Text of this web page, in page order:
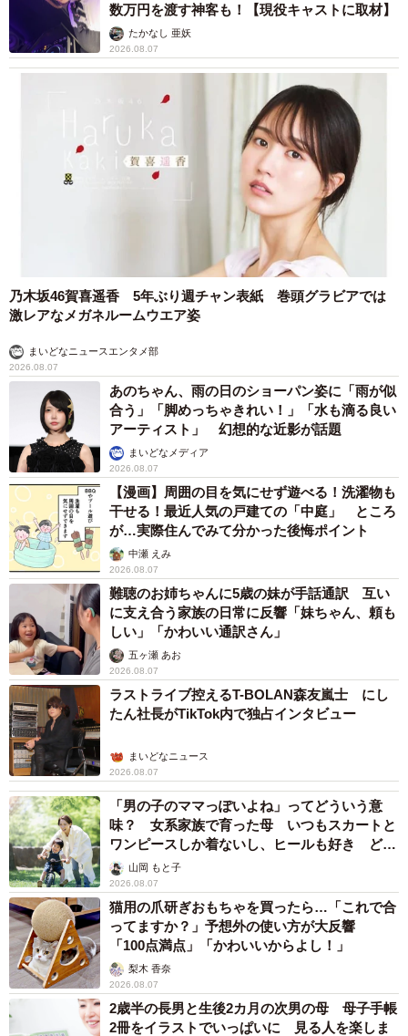
数万円を渡す神客も！【現役キャストに取材】
たかなし 亜妖
2026.08.07
乃木坂46賀喜遥香 5年ぶり週チャン表紙 巻頭グラビアでは
激レアなメガネルームウエア姿
まいどなニュースエンタメ部
2026.08.07
あのちゃん、雨の日のショーパン姿に「雨が似
合う」「脚めっちゃきれい！」「水も滴る良い
アーティスト」 幻想的な近影が話題
まいどなメディア
2026.08.07
【漫画】周囲の目を気にせず遊べる！洗濯物も
干せる！最近人気の戸建ての「中庭」 ところ
が…実際住んでみて分かった後悔ポイント
中瀬 えみ
2026.08.07
難聴のお姉ちゃんに5歳の妹が手話通訳 互い
に支え合う家族の日常に反響「妹ちゃん、頼も
しい」「かわいい通訳さん」
五ヶ瀬 あお
2026.08.07
ラストライブ控えるT-BOLAN森友嵐士 にし
たん社長がTikTok内で独占インタビュー
まいどなニュース
2026.08.07
「男の子のママっぽいよね」ってどういう意
味？ 女系家族で育った母 いつもスカートと
ワンピースしか着ないし、ヒールも好き どの
へんが…
山岡 もと子
2026.08.07
猫用の爪研ぎおもちゃを買ったら…「これで合
ってますか？」予想外の使い方が大反響
「100点満点」「かわいいからよし！」
梨木 香奈
2026.08.07
2歳半の長男と生後2カ月の次男の母 母子手帳
2冊をイラストでいっぱいに 見る人を楽しま